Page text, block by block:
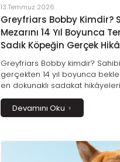
13 Temmuz 2026
Greyfriars Bobby Kimdir?
Mezarını 14 Yıl Boyunca
Sadık Köpeğin Gerçek
Greyfriars Bobby kimdir?
gerçekten 14 yıl boyunca
en dokunaklı sadakat
kabul edilen Greyfriars
yaşam öyküsünü, heykelinin
günümüze bıraktığı mirası
Devamını Oku